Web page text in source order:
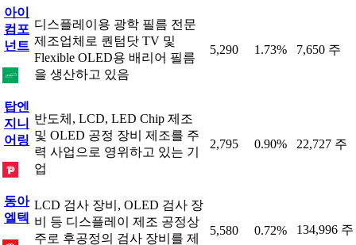
아이
컴포
넌트
디스플레이용 광학 필름 전문
제조업체로 퀀텀닷 TV 및
Flexible OLED용 배리어 필름
을 생산하고 있음
5,290 1.73% 7,650 주
탑엔
지니
어링
반도체, LCD, LED Chip 제조
및 OLED 공정 장비 제조를 주
력 사업으로 영위하고 있는 기
업
2,795 0.90% 22,727 주
동아
엘텍
LCD 검사 장비, OLED 검사 장
비 등 디스플레이 제조 공정상
주로 후공정의 검사 장비를 제
5,580 0.72% 134,996 주